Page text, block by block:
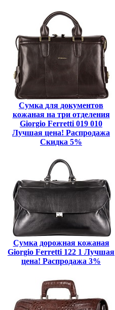
Сумка для документов
кожаная на три отделения
Giorgio Ferretti 019 010
Лучшая цена! Распродажа
Скидка 5%
Сумка дорожная кожаная
Giorgio Ferretti 122 1 Лучшая
цена! Распродажа 3%